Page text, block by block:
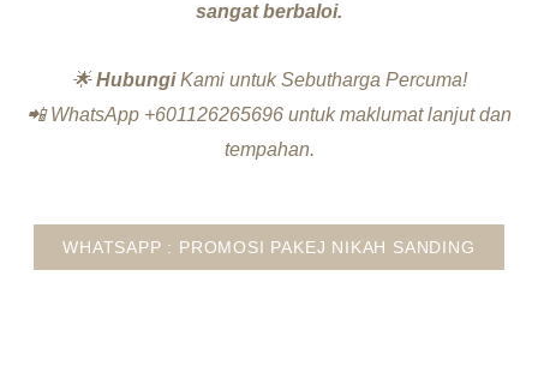
sangat berbaloi.
🌟HubungiKami untuk Sebutharga Percuma!
📲 WhatsApp +601126265696 untuk maklumat lanjut dan
tempahan.
WHATSAPP : PROMOSI PAKEJ NIKAH SANDING